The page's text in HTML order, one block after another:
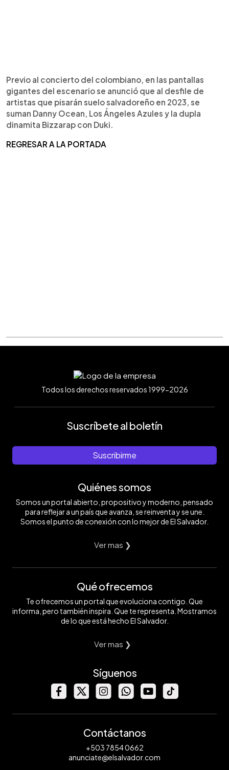
Previo al concierto del colombiano, en las pantallas
gigantes del escenario se anunció que al desfile de
artistas que pisarán suelo salvadoreño en 2023, se
suman Danny Ocean, Los Ángeles Azules y la dupla
dinamita Bizzarap con Duki.
REGRESAR A LA PORTADA
Todos los derechos reservados 1999-2026
Suscríbete al boletín
Suscribirme
Quiénes somos
Somos un portal abierto, propositivo y moderno, pensado
para reflejar a un país que avanza, se reinventa y se une.
Somos el punto de conexión con lo mejor de El Salvador.
Ver mas ❯
Qué ofrecemos
Te ofrecemos un portal que evoluciona contigo. Que
informa, pero también inspira. Que te representa. Mostramos
de lo que está hecho El Salvador.
Ver mas ❯
Síguenos
Contáctanos
+503 7854 0662
anunciate@elsalvador.com